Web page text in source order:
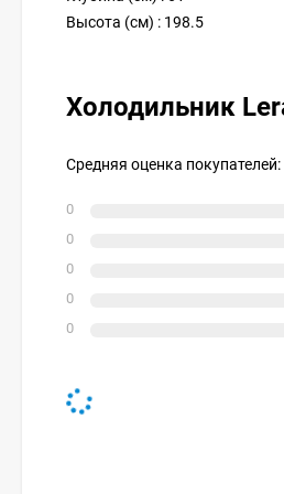
Высота (см) : 198.5
Холодильник
Средняя оценка покупателей:
0
0
0
0
0